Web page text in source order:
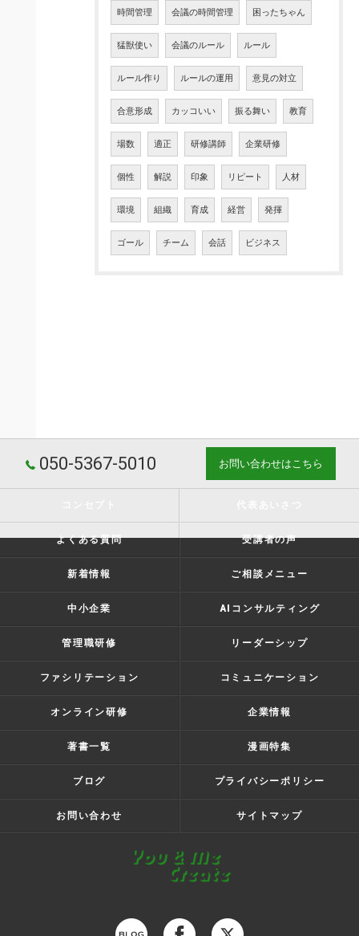
時間管理 会議の時間管理 困ったちゃん
猛獣使い 会議のルール ルール
ルール作り ルールの運用 意見の対立
合意形成 カッコいい 振る舞い 教育
場数 適正 研修講師 企業研修
個性 解説 印象 リピート 人材
環境 組織 育成 経営 発揮
ゴール チーム 会話 ビジネス
050-5367-5010 お問い合わせはこちら
よくある質問 受講者の声
新着情報 ご相談メニュー
中小企業 AIコンサルティング
管理職研修 リーダーシップ
ファシリテーション コミュニケーション
オンライン研修 企業情報
著書一覧 漫画特集
ブログ プライバシーポリシー
お問い合わせ サイトマップ